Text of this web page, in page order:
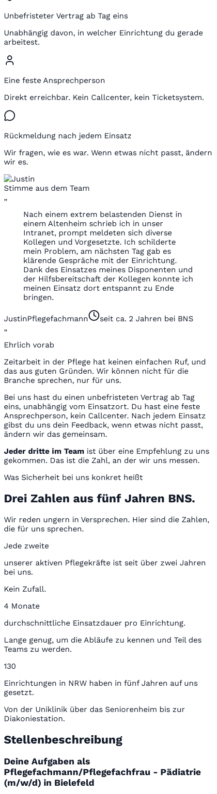
Unbefristeter Vertrag ab Tag eins
Unabhängig davon, in welcher Einrichtung du gerade
arbeitest.
Eine feste Ansprechperson
Direkt erreichbar. Kein Callcenter, kein Ticketsystem.
Rückmeldung nach jedem Einsatz
Wir fragen, wie es war. Wenn etwas nicht passt, ändern
wir es.
Stimme aus dem Team
„
Nach einem extrem belastenden Dienst in
einem Altenheim schrieb ich in unser
Intranet, prompt meldeten sich diverse
Kollegen und Vorgesetzte. Ich schilderte
mein Problem, am nächsten Tag gab es
klärende Gespräche mit der Einrichtung.
Dank des Einsatzes meines Disponenten und
der Hilfsbereitschaft der Kollegen konnte ich
meinen Einsatz dort entspannt zu Ende
bringen.
JustinPflegefachmann
seit ca. 2 Jahren bei BNS
„
Ehrlich vorab
Zeitarbeit in der Pflege hat keinen einfachen Ruf, und
das aus guten Gründen. Wir können nicht für die
Branche sprechen, nur für uns.
Bei uns hast du einen unbefristeten Vertrag ab Tag
eins, unabhängig vom Einsatzort. Du hast eine feste
Ansprechperson, kein Callcenter. Nach jedem Einsatz
gibst du uns dein Feedback, wenn etwas nicht passt,
ändern wir das gemeinsam.
Jeder dritte im Team ist über eine Empfehlung zu uns
gekommen. Das ist die Zahl, an der wir uns messen.
Was Sicherheit bei uns konkret heißt
Drei Zahlen aus fünf Jahren BNS.
Wir reden ungern in Versprechen. Hier sind die Zahlen,
die für uns sprechen.
Jede zweite
unserer aktiven Pflegekräfte ist seit über zwei Jahren
bei uns.
Kein Zufall.
4 Monate
durchschnittliche Einsatzdauer pro Einrichtung.
Lange genug, um die Abläufe zu kennen und Teil des
Teams zu werden.
130
Einrichtungen in NRW haben in fünf Jahren auf uns
gesetzt.
Von der Uniklinik über das Seniorenheim bis zur
Diakoniestation.
Stellenbeschreibung
Deine Aufgaben als
Pflegefachmann/Pflegefachfrau - Pädiatrie
(m/w/d) in Bielefeld